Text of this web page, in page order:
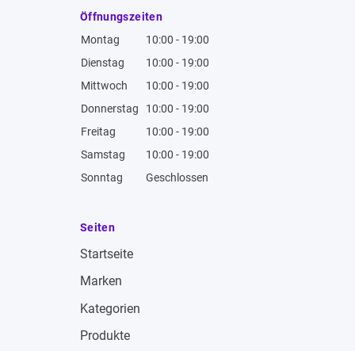
Öffnungszeiten
Montag
10:00 - 19:00
Dienstag
10:00 - 19:00
Mittwoch
10:00 - 19:00
Donnerstag
10:00 - 19:00
Freitag
10:00 - 19:00
Samstag
10:00 - 19:00
Sonntag
Geschlossen
Seiten
Startseite
Marken
Kategorien
Produkte